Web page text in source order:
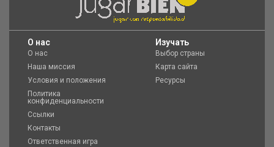
O нас
О нас
Наша миссия
Условия и положения
Политика
конфиденциальности
Ссылки
Контакты
Ответственная игра
Изучать
Выбор страны
Карта сайта
Ресурсы